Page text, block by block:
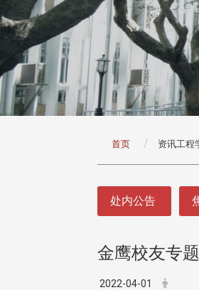
首页 资讯工程
处内公告
金鹰校友专
2022-04-01